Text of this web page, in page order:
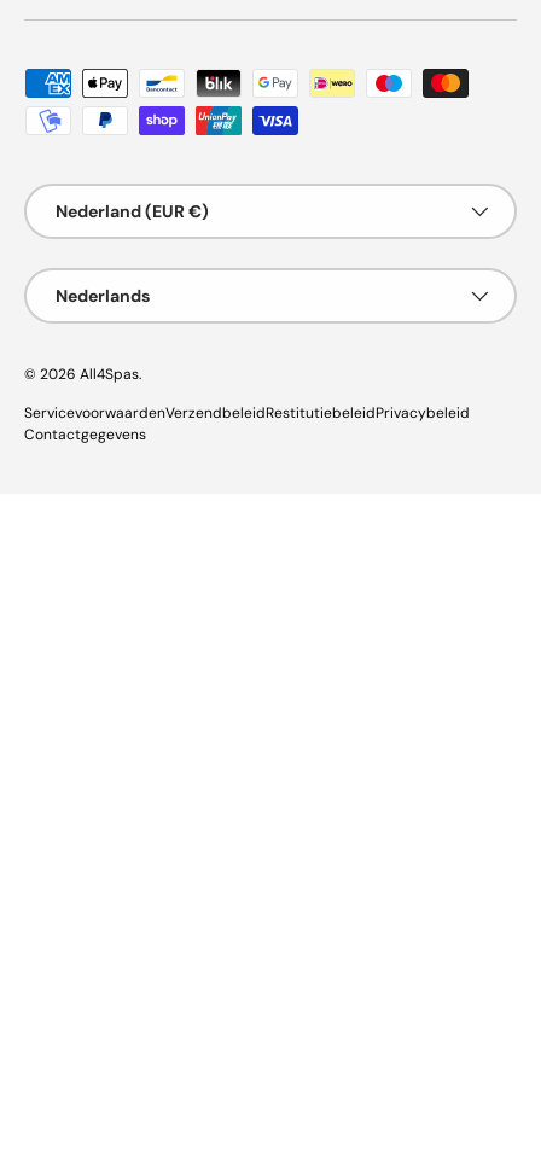
Geaccepteerde betaalmethoden
Land/Regio
Nederland (EUR €)
Taal
Nederlands
© 2026 All4Spas.
ServicevoorwaardenVerzendbeleidRestitutiebeleidPrivacybeleid
Contactgegevens